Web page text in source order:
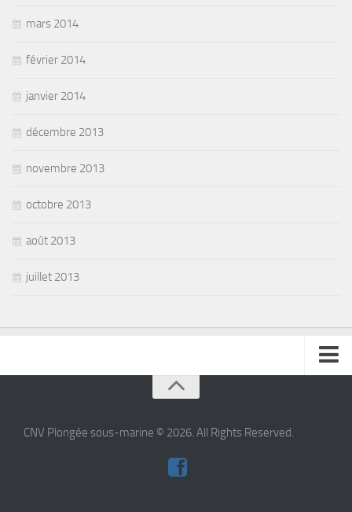
mars 2014
février 2014
janvier 2014
décembre 2013
novembre 2013
octobre 2013
août 2013
juillet 2013
CNV Plongée sous-marine © 2026. All Rights Reserved.